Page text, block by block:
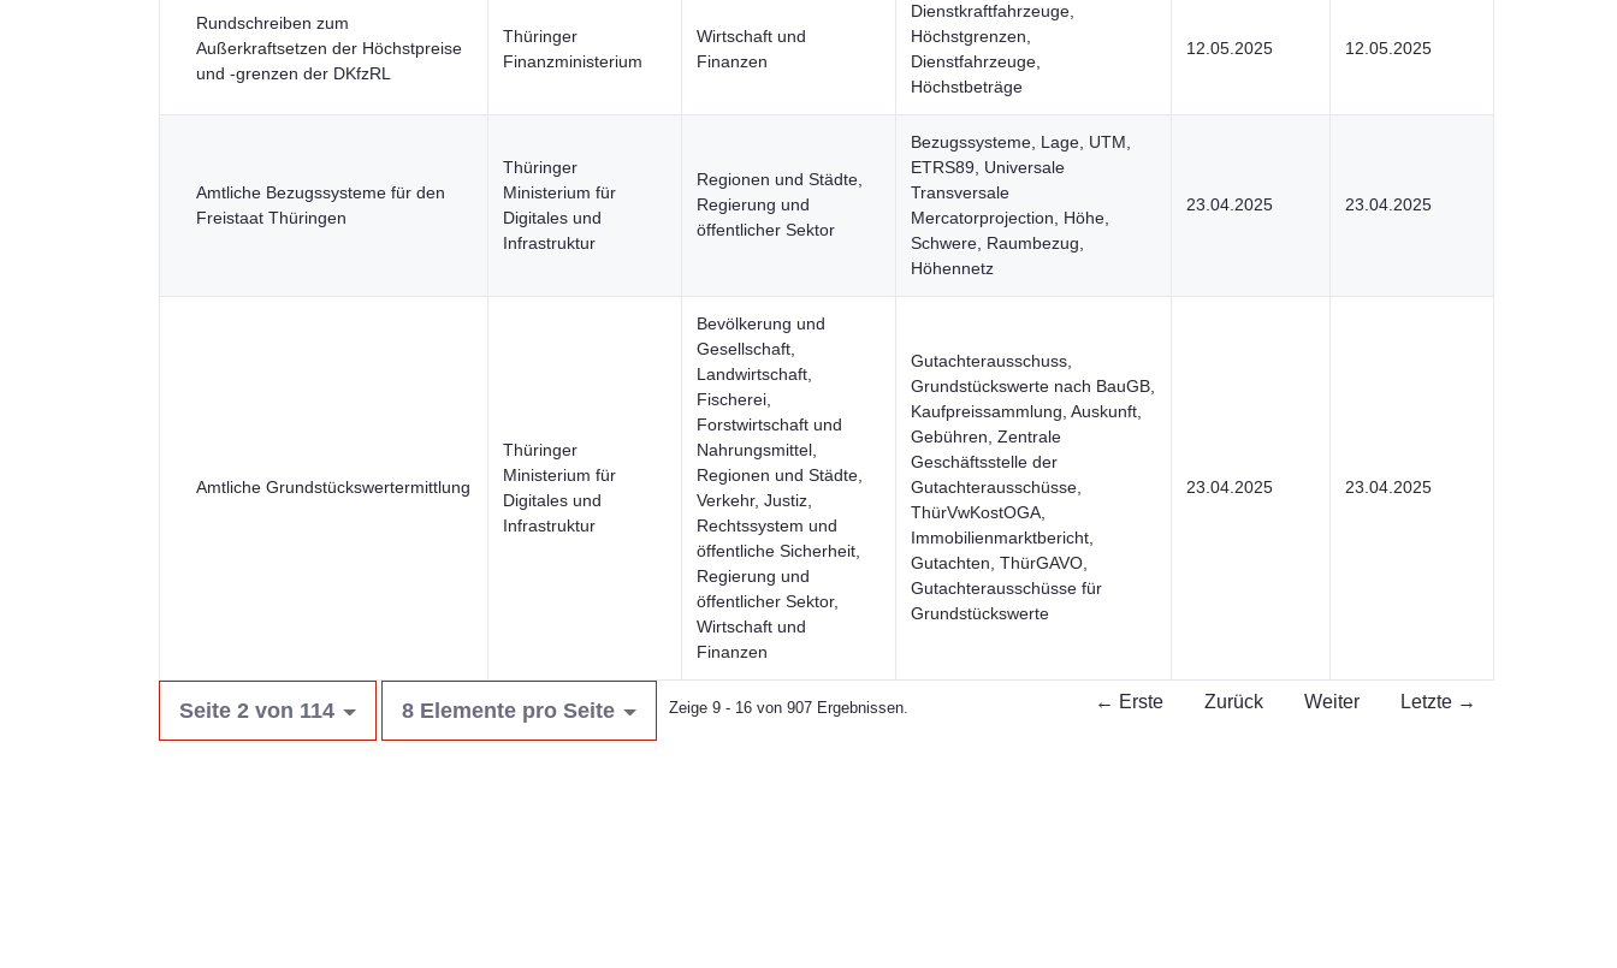
Rundschreiben zum
Außerkraftsetzen der Höchstpreise
und -grenzen der DKfzRL
Thüringer
Finanzministerium
Wirtschaft und
Finanzen
Dienstkraftfahrzeuge,
Höchstgrenzen,
Dienstfahrzeuge,
Höchstbeträge
12.05.2025 12.05.2025
Amtliche Bezugssysteme für den
Freistaat Thüringen
Thüringer
Ministerium für
Digitales und
Infrastruktur
Regionen und Städte,
Regierung und
öffentlicher Sektor
Bezugssysteme, Lage, UTM,
ETRS89, Universale
Transversale
Mercatorprojection, Höhe,
Schwere, Raumbezug,
Höhennetz
23.04.2025 23.04.2025
Amtliche Grundstückswertermittlung
Thüringer
Ministerium für
Digitales und
Infrastruktur
Bevölkerung und
Gesellschaft,
Landwirtschaft,
Fischerei,
Forstwirtschaft und
Nahrungsmittel,
Regionen und Städte,
Verkehr, Justiz,
Rechtssystem und
öffentliche Sicherheit,
Regierung und
öffentlicher Sektor,
Wirtschaft und
Finanzen
Gutachterausschuss,
Grundstückswerte nach BauGB,
Kaufpreissammlung, Auskunft,
Gebühren, Zentrale
Geschäftsstelle der
Gutachterausschüsse,
ThürVwKostOGA,
Immobilienmarktbericht,
Gutachten, ThürGAVO,
Gutachterausschüsse für
Grundstückswerte
23.04.2025 23.04.2025
Seite 2 von 114 8 Elemente pro Seite Zeige 9 - 16 von 907 Ergebnissen. ← Erste Zurück Weiter Letzte →